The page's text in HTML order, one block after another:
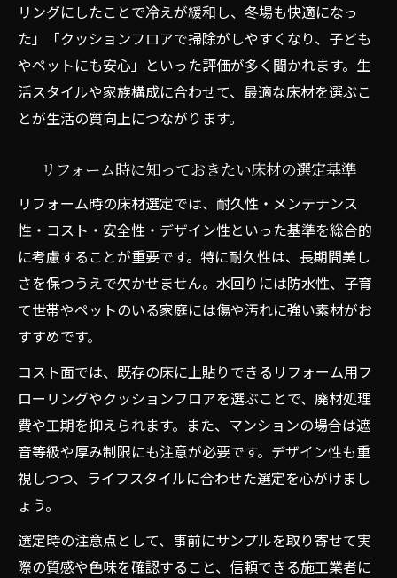
リングにしたことで冷えが緩和し、冬場も快適になっ
た」「クッションフロアで掃除がしやすくなり、子ども
やペットにも安心」といった評価が多く聞かれます。生
活スタイルや家族構成に合わせて、最適な床材を選ぶこ
とが生活の質向上につながります。
リフォーム時に知っておきたい床材の選定基準
リフォーム時の床材選定では、耐久性・メンテナンス
性・コスト・安全性・デザイン性といった基準を総合的
に考慮することが重要です。特に耐久性は、長期間美し
さを保つうえで欠かせません。水回りには防水性、子育
て世帯やペットのいる家庭には傷や汚れに強い素材がお
すすめです。
コスト面では、既存の床に上貼りできるリフォーム用フ
ローリングやクッションフロアを選ぶことで、廃材処理
費や工期を抑えられます。また、マンションの場合は遮
音等級や厚み制限にも注意が必要です。デザイン性も重
視しつつ、ライフスタイルに合わせた選定を心がけまし
ょう。
選定時の注意点として、事前にサンプルを取り寄せて実
際の質感や色味を確認すること、信頼できる施工業者に